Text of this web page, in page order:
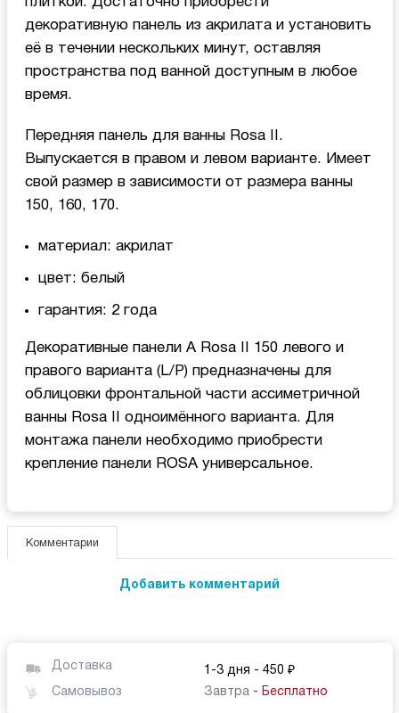
декоративную панель из акрилата и установить
её в течении нескольких минут, оставляя
пространства под ванной доступным в любое
время.
Передняя панель для ванны Rosa II.
Выпускается в правом и левом варианте. Имеет
свой размер в зависимости от размера ванны
150, 160, 170.
материал: акрилат
цвет: белый
гарантия: 2 года
Декоративные панели А Rosa II 150 левого и
правого варианта (L/P) предназначены для
облицовки фронтальной части ассиметричной
ванны Rosa II одноимённого варианта. Для
монтажа панели необходимо приобрести
кpепление панели ROSA универсальное.
Комментарии
Добавить комментарий
Доставка 1-3 дня - 450 ₽
Самовывоз
Завтра - Бесплатно